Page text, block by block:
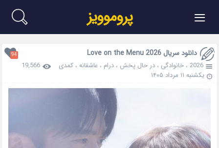
≡ پروموویز
دانلود سریال Love on the Menu 2026 94
2026 ،خانوادگی ،در حال پخش ،درام ،عاشقانه ،کمدی
19,566
یکشنبه ۱۱ مرداد ۱۴۰۵